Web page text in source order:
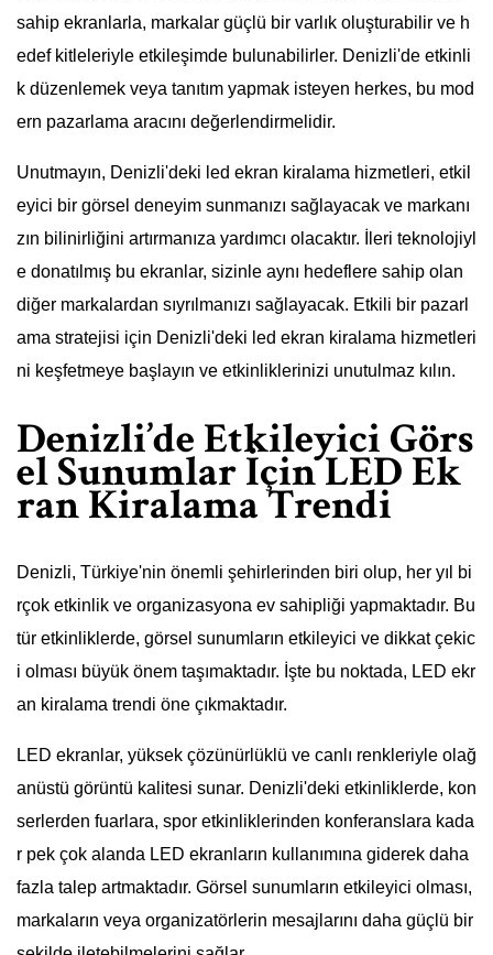
sahip ekranlarla, markalar güçlü bir varlık oluşturabilir ve h
edef kitleleriyle etkileşimde bulunabilirler. Denizli'de etkinli
k düzenlemek veya tanıtım yapmak isteyen herkes, bu mod
ern pazarlama aracını değerlendirmelidir.
Unutmayın, Denizli'deki led ekran kiralama hizmetleri, etkil
eyici bir görsel deneyim sunmanızı sağlayacak ve markanı
zın bilinirliğini artırmanıza yardımcı olacaktır. İleri teknolojiyl
e donatılmış bu ekranlar, sizinle aynı hedeflere sahip olan
diğer markalardan sıyrılmanızı sağlayacak. Etkili bir pazarl
ama stratejisi için Denizli'deki led ekran kiralama hizmetleri
ni keşfetmeye başlayın ve etkinliklerinizi unutulmaz kılın.
Denizli’de Etkileyici Görs
el Sunumlar İçin LED Ek
ran Kiralama Trendi
Denizli, Türkiye'nin önemli şehirlerinden biri olup, her yıl bi
rçok etkinlik ve organizasyona ev sahipliği yapmaktadır. Bu
tür etkinliklerde, görsel sunumların etkileyici ve dikkat çekic
i olması büyük önem taşımaktadır. İşte bu noktada, LED ekr
an kiralama trendi öne çıkmaktadır.
LED ekranlar, yüksek çözünürlüklü ve canlı renkleriyle olağ
anüstü görüntü kalitesi sunar. Denizli'deki etkinliklerde, kon
serlerden fuarlara, spor etkinliklerinden konferanslara kada
r pek çok alanda LED ekranların kullanımına giderek daha
fazla talep artmaktadır. Görsel sunumların etkileyici olması,
markaların veya organizatörlerin mesajlarını daha güçlü bir